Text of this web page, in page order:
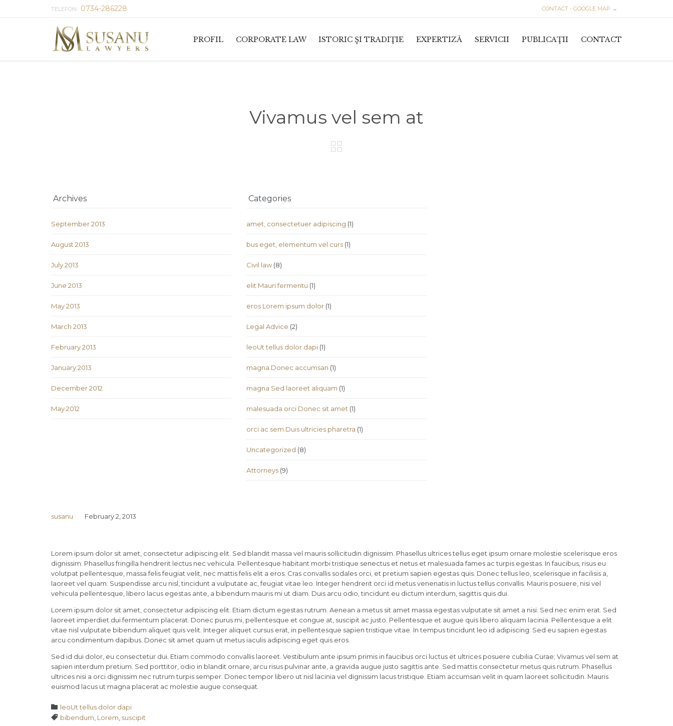
TELEFON: 0734-286228 CONTACT - GOOGLE MAP →
PROFIL CORPORATE LAW ISTORIC ŞI TRADIŢIE EXPERTIZĂ SERVICII PUBLICAŢII CONTACT
Vivamus vel sem at

Archives
September 2013
August 2013
July 2013
June 2013
May 2013
March 2013
February 2013
January 2013
December 2012
May 2012
Categories
amet, consectetuer adipiscing (1)
bus eget, elementum vel curs (1)
Civil law(8)
elit Mauri fermentu (1)
eros Lorem ipsum dolor (1)
Legal Advice (2)
leoUt tellus dolor dapi (1)
magna Donec accumsan (1)
magna Sed laoreet aliquam (1)
malesuada orci Donec sit amet (1)
orci ac sem.Duis ultricies pharetra (1)
Uncategorized (8)
Аttorneys (9)
susanu February 2, 2013
Lorem ipsum dolor sit amet, consectetur adipiscing elit. Sed blandit massa vel mauris sollicitudin dignissim. Phasellus ultrices tellus eget ipsum ornare molestie scelerisque eros
dignissim. Phasellus fringilla hendrerit lectus nec vehicula. Pellentesque habitant morbi tristique senectus et netus et malesuada fames ac turpis egestas. In faucibus, risus eu
volutpat pellentesque, massa felis feugiat velit, nec mattis felis elit a eros. Cras convallis sodales orci, et pretium sapien egestas quis. Donec tellus leo, scelerisque in facilisis a,
laoreet vel quam. Suspendisse arcu nisl, tincidunt a vulputate ac, feugiat vitae leo. Integer hendrerit orci id metus venenatis in luctus tellus convallis. Mauris posuere, nisi vel
vehicula pellentesque, libero lacus egestas ante, a bibendum mauris mi ut diam. Duis arcu odio, tincidunt eu dictum interdum, sagittis quis dui.
Lorem ipsum dolor sit amet, consectetur adipiscing elit. Etiam dictum egestas rutrum. Aenean a metus sit amet massa egestas vulputate sit amet a nisi. Sed nec enim erat. Sed
laoreet imperdiet dui fermentum placerat. Donec purus mi, pellentesque et congue at, suscipit ac justo. Pellentesque et augue quis libero aliquam lacinia. Pellentesque a elit
vitae nisl vulputate bibendum aliquet quis velit. Integer aliquet cursus erat, in pellentesque sapien tristique vitae. In tempus tincidunt leo id adipiscing. Sed eu sapien egestas
arcu condimentum dapibus. Donec sit amet quam ut metus iaculis adipiscing eget quis eros.
Sed id dui dolor, eu consectetur dui. Etiam commodo convallis laoreet. Vestibulum ante ipsum primis in faucibus orci luctus et ultrices posuere cubilia Curae; Vivamus vel sem at
sapien interdum pretium. Sed porttitor, odio in blandit ornare, arcu risus pulvinar ante, a gravida augue justo sagittis ante. Sed mattis consectetur metus quis rutrum. Phasellus
ultrices nisi a orci dignissim nec rutrum turpis semper. Donec tempor libero ut nisl lacinia vel dignissim lacus tristique. Etiam accumsan velit in quam laoreet sollicitudin. Mauris
euismod lacus ut magna placerat ac molestie augue consequat.
 Category
leoUt tellus dolor dapi
 Tags
bibendum Lorem suscipit